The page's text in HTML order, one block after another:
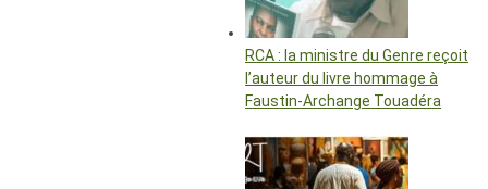
RCA : la ministre du Genre reçoit
l’auteur du livre hommage à
Faustin-Archange Touadéra